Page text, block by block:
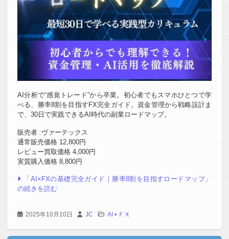
AI分析で“感覚トレード”から卒業。初心者でもスマホひとつで学
べる、勝率8割を目指すFX完全ガイド。資金管理から戦略設計ま
で、30日で実践できるAI時代の副業ロードマップ。
販売者 :ヴァーテックス
通常販売価格 12,800円
レビュー買取価格 4,000円
実質購入価格 8,800円
「AI×FXの基礎完全ガイド｜勝率8割を目指すロードマップ」
の続きを読む
2025年10月10日 JC AI • ＦＸ